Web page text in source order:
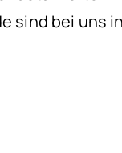
bei uns